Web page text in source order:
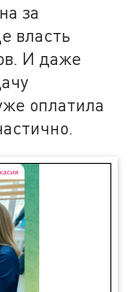
за
власть
И даже
оплатила